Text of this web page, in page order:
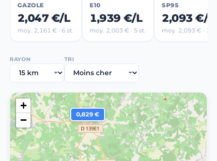
GAZOLE
2,047 €/L
moy. 2,161 € · 6 st.
E10
1,939 €/L
moy. 2,003 € · 5 st.
SP95
2,093 €/L
moy. 2,093 € · 1
RAYON TRI
0,829 €
+
−